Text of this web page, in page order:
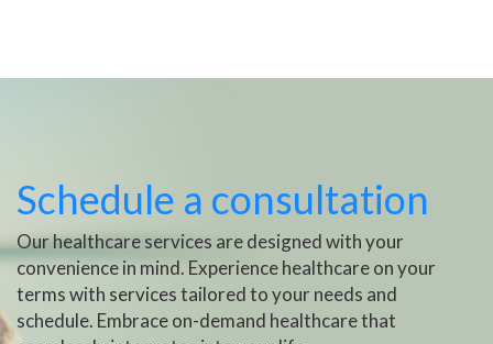
Schedule a consultation
Our healthcare services are designed with your
convenience in mind. Experience healthcare on your
terms with services tailored to your needs and
schedule. Embrace on-demand healthcare that